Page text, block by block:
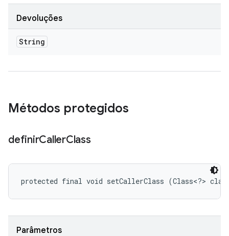
Devoluções
String
Métodos protegidos
definirCallerClass
protected final void setCallerClass (Class<?>
Parâmetros